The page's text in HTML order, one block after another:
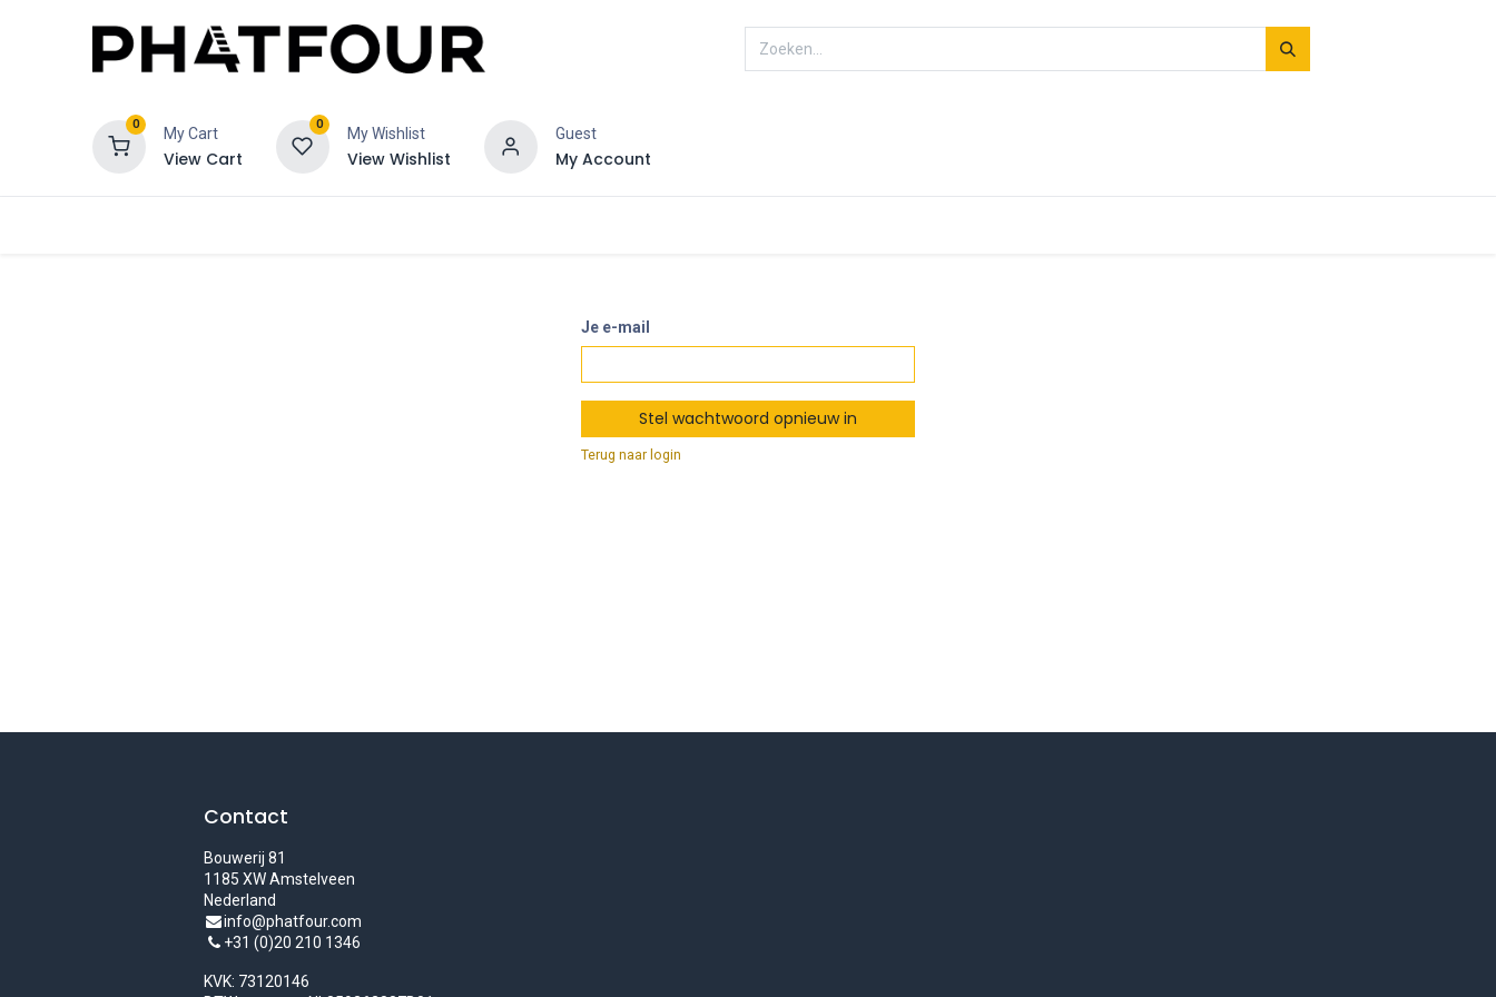
0
My Cart
View Cart
0
My Wishlist
View Wishlist
Guest
My Account
Je e-mail
Stel wachtwoord opnieuw in
Terug naar login
Contact
Bouwerij 81
1185 XW Amstelveen
Nederland
info@phatfour.com
+31 (0)20 210 1346
KVK: 73120146